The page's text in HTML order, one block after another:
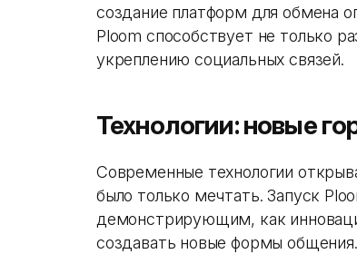
создание платформ для обмена
Ploom способствует не только
укреплению социальных связей.
Технологии: новые
Современные технологии
было только мечтать. Запуск
демонстрирующим, как
создавать новые формы